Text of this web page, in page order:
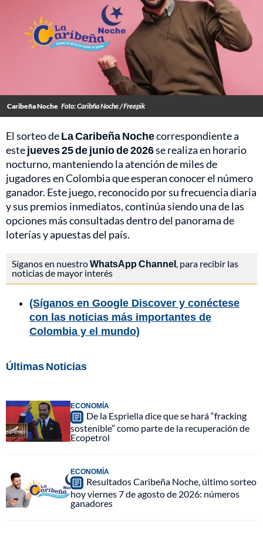
Caribeña Noche Foto: Caribña Noche / Freepik
El sorteo deLa Caribeña Nochecorrespondiente a
estejueves 25 de junio de 2026se realiza en horario
nocturno, manteniendo la atención de miles de
jugadores en Colombia que esperan conocer el número
ganador. Este juego, reconocido por su frecuencia diaria
y sus premios inmediatos, continúa siendo una de las
opciones más consultadas dentro del panorama de
loterías y apuestas del país.
Síganos en nuestroWhatsApp Channel, para recibir las
noticias de mayor interés
(Síganos en Google Discover y conéctese
con las noticias más importantes de
Colombia y el mundo)
Últimas Noticias
ECONOMÍA
De la Espriella dice que se hará “fracking
sostenible” como parte de la recuperación de
Ecopetrol
ECONOMÍA
Resultados Caribeña Noche, último sorteo
hoy viernes 7 de agosto de 2026: números
ganadores